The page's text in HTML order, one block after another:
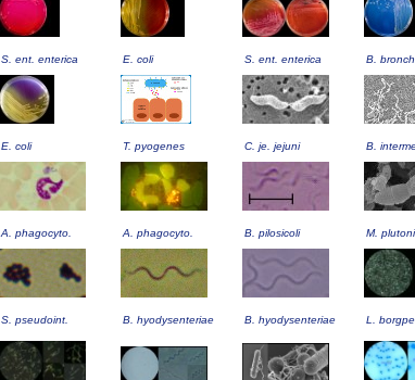
S. ent. enterica E. coli S. ent. enterica B.
E. coli T. pyogenes C. je. jejuni B.
A. phagocyto. A. phagocyto. B. pilosicoli M.
S. pseudoint. B. hyodysenteriae B. hyodysenteriae L.